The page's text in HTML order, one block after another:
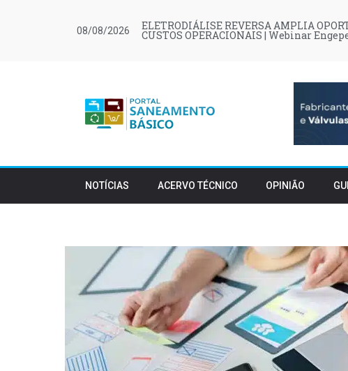
08/08/2026 ELETRODIÁLISE REVERSA AMPLIA
CUSTOS OPERACIONAIS | Webinar
NOTÍCIAS ACERVO TÉCNICO OPINIÃO